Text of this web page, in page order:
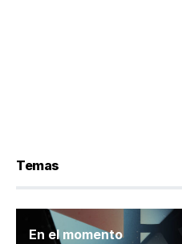
Temas
En el momento